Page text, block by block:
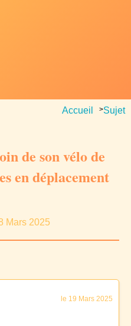
Accueil >Sujet
de son vélo de
en déplacement
Mars 2025
le 19 Mars 2025